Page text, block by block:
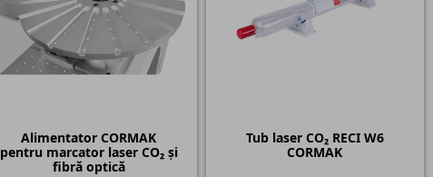
Alimentator CORMAK
pentru marcator laser CO₂ și
fibră optică
Tub laser CO₂ RECI W6
CORMAK